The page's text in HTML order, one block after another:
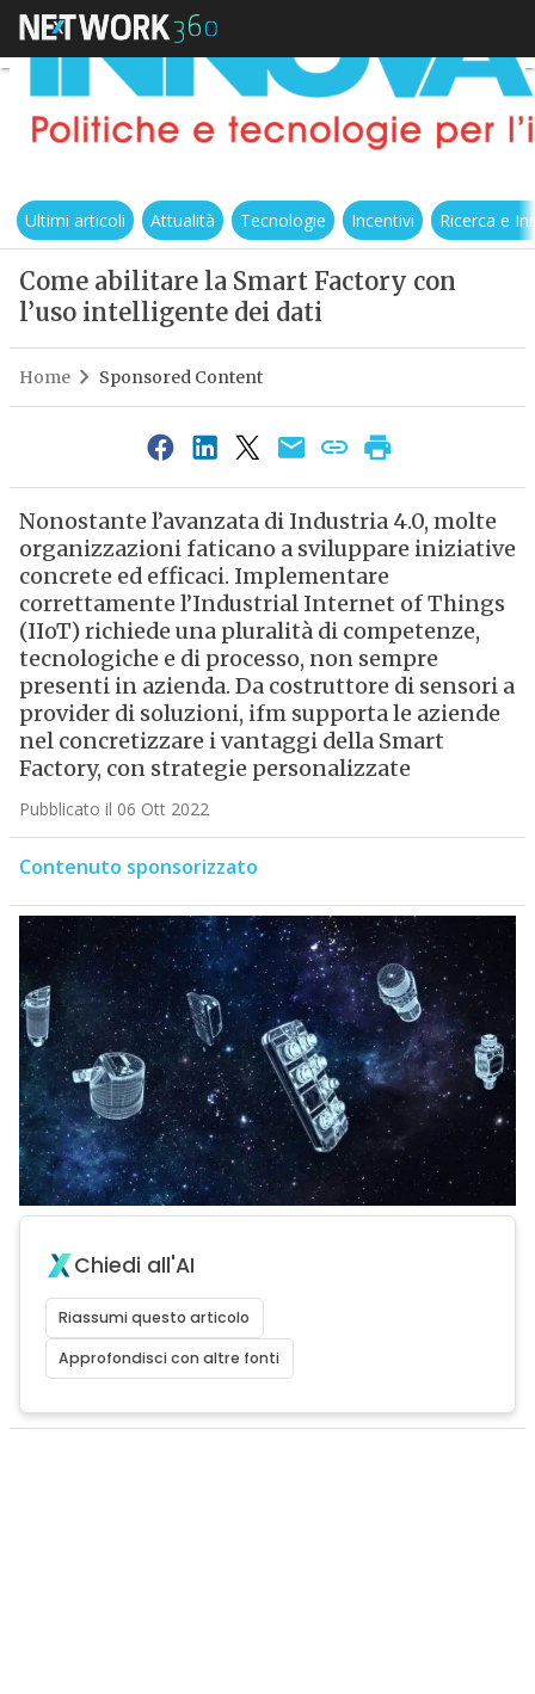
Ultimi articoli Attualità Tecnologie Incentivi Ricerca e
Come abilitare la Smart Factory con
l’uso intelligente dei dati
Home Sponsored Content
Nonostante l’avanzata di Industria 4.0, molte
organizzazioni faticano a sviluppare iniziative
concrete ed efficaci. Implementare
correttamente l’Industrial Internet of Things
(IIoT) richiede una pluralità di competenze,
tecnologiche e di processo, non sempre
presenti in azienda. Da costruttore di sensori a
provider di soluzioni, ifm supporta le aziende
nel concretizzare i vantaggi della Smart
Factory, con strategie personalizzate
Pubblicato il 06 Ott 2022
Contenuto sponsorizzato
Chiedi all'AI
Riassumi questo articolo
Approfondisci con altre fonti